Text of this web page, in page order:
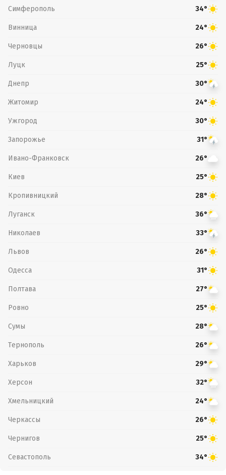
Симферополь 34°
Винница 24°
Черновцы 26°
Луцк 25°
Днепр 30°
Житомир 24°
Ужгород 30°
Запорожье 31°
Ивано-Франковск 26°
Киев 25°
Кропивницкий 28°
Луганск 36°
Николаев 33°
Львов 26°
Одесса 31°
Полтава 27°
Ровно 25°
Сумы 28°
Тернополь 26°
Харьков 29°
Херсон 32°
Хмельницкий 24°
Черкассы 26°
Чернигов 25°
Севастополь 34°